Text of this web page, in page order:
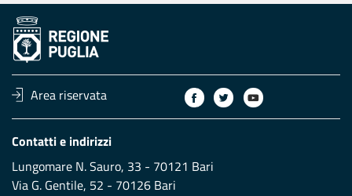
Area riservata
Contatti e indirizzi
Lungomare N. Sauro, 33 - 70121 Bari
Via G. Gentile, 52 - 70126 Bari